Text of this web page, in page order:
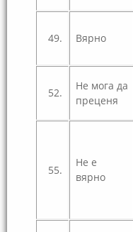
49. Вярно
52.
Не мога да
преценя
55.
Не е
вярно